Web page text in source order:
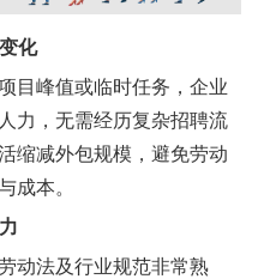
化
目峰值或临时任务，企业
力，无需经历复杂招聘流
缩减外包规模，避免劳动
成本。
动法及行业规范非常熟